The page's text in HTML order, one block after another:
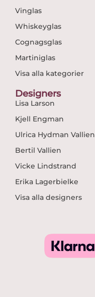
Vinglas
Whiskeyglas
Cognagsglas
Martiniglas
Visa alla kategorier
Designers
Lisa Larson
Kjell Engman
Ulrica Hydman Vallien
Bertil Vallien
Vicke Lindstrand
Erika Lagerbielke
Visa alla designers